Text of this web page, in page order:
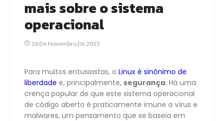
mais sobre o sistema
operacional
26 De Novembro De 2025
Para muitos entusiastas, o Linux é sinônimo de
liberdade e, principalmente, segurança. Há uma
crença popular de que este sistema operacional
de código aberto é praticamente imune a vírus e
malwares, um pensamento que se baseia em